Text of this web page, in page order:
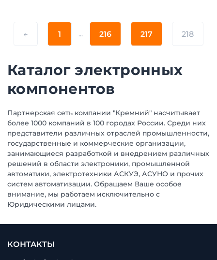
← 1 ... 216 217 218
Каталог электронных
компонентов
Партнерская сеть компании "Кремний" насчитывает
более 1000 компаний в 100 городах России. Среди них
представители различных отраслей промышленности,
государственные и коммерческие организации,
занимающиеся разработкой и внедрением различных
решений в области электроники, промышленной
автоматики, электротехники АСКУЭ, АСУНО и прочих
систем автоматизации. Обращаем Ваше особое
внимание, мы работаем исключительно с
Юридическими лицами.
КОНТАКТЫ